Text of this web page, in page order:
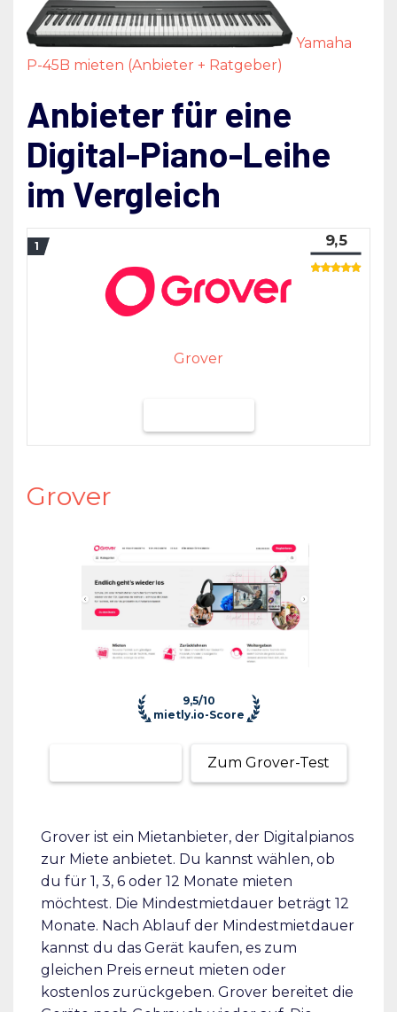
Yamaha
P-45B mieten (Anbieter + Ratgeber)
Anbieter für eine
Digital-Piano-Leihe
im Vergleich
Grover
9,5
Grover
9,5/10
mietly.io-Score
Zum Grover-Test
Grover ist ein Mietanbieter, der Digitalpianos
zur Miete anbietet. Du kannst wählen, ob
du für 1, 3, 6 oder 12 Monate mieten
möchtest. Die Mindestmietdauer beträgt 12
Monate. Nach Ablauf der Mindestmietdauer
kannst du das Gerät kaufen, es zum
gleichen Preis erneut mieten oder
kostenlos zurückgeben. Grover bereitet die